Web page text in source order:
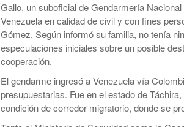
Gallo, un suboficial de Gendarmería
Venezuela en calidad de civil y con fines
Gómez. Según informó su familia, no tenía
especulaciones iniciales sobre un posible
cooperación.
El gendarme ingresó a Venezuela vía
presupuestarias. Fue en el estado de
condición de corredor migratorio, donde se